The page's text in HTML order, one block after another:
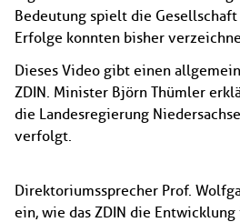
Bedeutung spielt die
Erfolge konnten bisher
Dieses Video gibt einen
ZDIN. Minister Björn Thümler
die Landesregierung
verfolgt.
Direktoriumssprecher Prof.
ein, wie das ZDIN die